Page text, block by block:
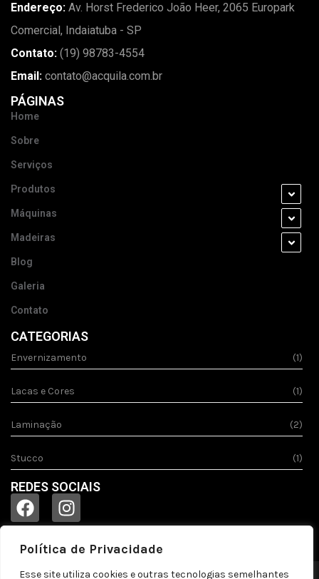
Política de Privacidade
Esse site utiliza cookies e outras tecnologias semelhantes
Endereço: Av. Horst Frederico João Heer, 2065 Europark
Comercial, Indaiatuba - SP
Contato: (19) 98783-4554
Email: contato@acquila.com.br
PÁGINAS
Home
Sobre
Serviços
Produtos
Máquinas
Madeiras
Blog
Galeria
Contato
CATEGORIAS
Envernizamento (1)
Lacas e Cores (1)
Laminação (2)
Stucco (1)
REDES SOCIAIS